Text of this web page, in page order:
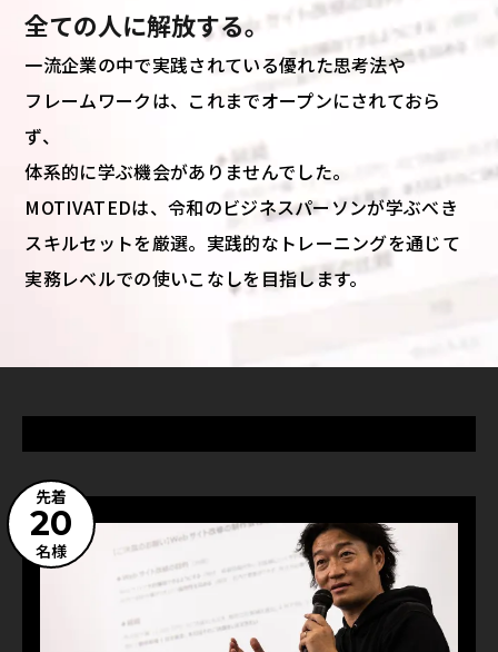
全ての人に解放する。
一流企業の中で実践されている優れた思考法や
フレームワークは、これまでオープンにされておら
ず、
体系的に学ぶ機会がありませんでした。
MOTIVATEDは、令和のビジネスパーソンが学ぶべき
スキルセットを厳選。実践的なトレーニングを通じて
実務レベルでの使いこなしを目指します。
先着
20
名様